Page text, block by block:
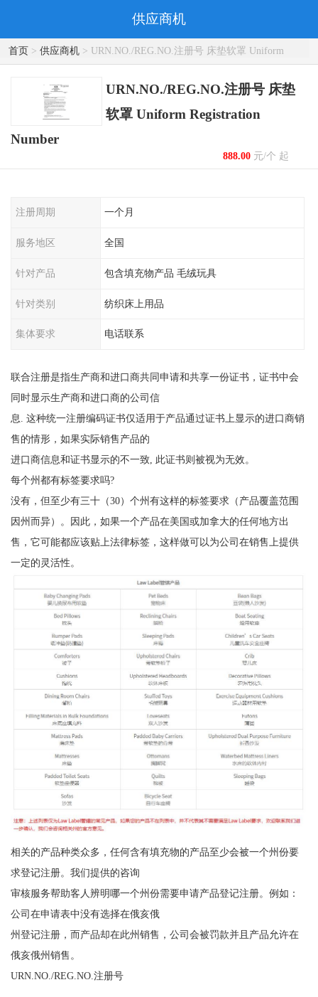
供应商机
首页> 供应商机> URN.NO./REG.NO.注册号 床垫软罩 Uniform
Registration Number
URN.NO./REG.NO.注册号 床垫
软罩 Uniform Registration
Number
888.00元/个 起
注册周期 一个月
服务地区 全国
针对产品 包含填充物产品 毛绒玩具
针对类别 纺织床上用品
集体要求 电话联系
联合注册是指生产商和进口商共同申请和共享一份证书，证书中会
同时显示生产商和进口商的公司信
息. 这种统一注册编码证书仅适用于产品通过证书上显示的进口商销
售的情形，如果实际销售产品的
进口商信息和证书显示的不一致, 此证书则被视为无效。
每个州都有标签要求吗?
没有，但至少有三十（30）个州有这样的标签要求（产品覆盖范围
因州而异）。因此，如果一个产品在美国或加拿大的任何地方出
售，它可能都应该贴上法律标签，这样做可以为公司在销售上提供
一定的灵活性。
相关的产品种类众多，任何含有填充物的产品至少会被一个州份要
求登记注册。我们提供的咨询
审核服务帮助客人辨明哪一个州份需要申请产品登记注册。例如：
公司在申请表中没有选择在俄亥俄
州登记注册，而产品却在此州销售，公司会被罚款并且产品允许在
俄亥俄州销售。
URN.NO./REG.NO.注册号